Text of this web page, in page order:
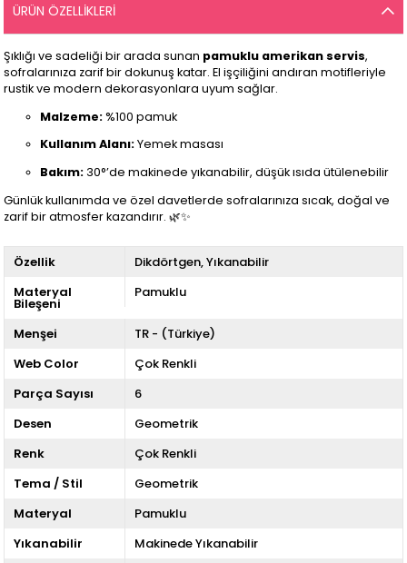
ÜRÜN ÖZELLIKLERI
Şıklığı ve sadeliği bir arada sunan pamuklu amerikan servis,
sofralarınıza zarif bir dokunuş katar. El işçiliğini andıran motifleriyle
rustik ve modern dekorasyonlara uyum sağlar.
Malzeme:%100 pamuk
Kullanım Alanı:Yemek masası
Bakım: 30°’de makinede yıkanabilir, düşük ısıda ütülenebilir
Günlük kullanımda ve özel davetlerde sofralarınıza sıcak, doğal ve
zarif bir atmosfer kazandırır. 🌿✨
Özellik Dikdörtgen Yıkanabilir
Materyal
Bileşeni
Pamuklu
Menşei
TR - (Türkiye)
Web Color
Çok Renkli
Parça Sayısı
6
Desen
Geometrik
Renk
Çok Renkli
Tema / Stil
Geometrik
Materyal
Pamuklu
Yıkanabilir
Makinede Yıkanabilir